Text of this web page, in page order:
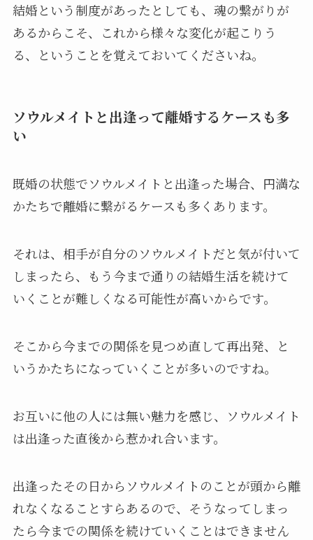
結婚という制度があったとしても、魂の繋がりが
あるからこそ、これから様々な変化が起こりう
る、ということを覚えておいてくださいね。
ソウルメイトと出逢って離婚するケースも多
い
既婚の状態でソウルメイトと出逢った場合、円満な
かたちで離婚に繋がるケースも多くあります。
それは、相手が自分のソウルメイトだと気が付いて
しまったら、もう今まで通りの結婚生活を続けて
いくことが難しくなる可能性が高いからです。
そこから今までの関係を見つめ直して再出発、と
いうかたちになっていくことが多いのですね。
お互いに他の人には無い魅力を感じ、ソウルメイト
は出逢った直後から惹かれ合います。
出逢ったその日からソウルメイトのことが頭から離
れなくなることすらあるので、そうなってしまっ
たら今までの関係を続けていくことはできません